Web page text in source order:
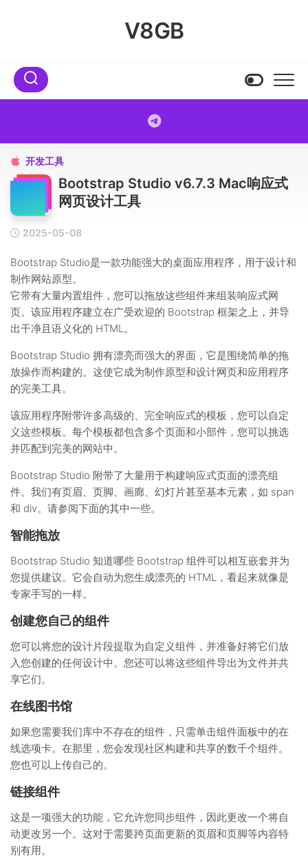
V8GB
 开发工具
Bootstrap Studio v6.7.3 Mac响应式
网页设计工具
2025-05-08
Bootstrap Studio是一款功能强大的桌面应用程序，用于设计和
制作网站原型。
它带有大量内置组件，您可以拖放这些组件来组装响应式网
页。该应用程序建立在广受欢迎的 Bootstrap 框架之上，并导
出干净且语义化的 HTML。
Bootstrap Studio 拥有漂亮而强大的界面，它是围绕简单的拖
放操作而构建的。这使它成为制作原型和设计网页和应用程序
的完美工具。
该应用程序附带许多高级的、完全响应式的模板，您可以自定
义这些模板。每个模板都包含多个页面和小部件，您可以挑选
并匹配到完美的网站中。
Bootstrap Studio 附带了大量用于构建响应式页面的漂亮组
件。我们有页眉、页脚、画廊、幻灯片甚至基本元素，如 span
和 div。请参阅下面的其中一些。
智能拖放
Bootstrap Studio 知道哪些 Bootstrap 组件可以相互嵌套并为
您提供建议。它会自动为您生成漂亮的 HTML，看起来就像是
专家手写的一样。
创建您自己的组件
您可以将您的设计片段提取为自定义组件，并准备好将它们放
入您创建的任何设计中。您还可以将这些组件导出为文件并共
享它们。
在线图书馆
如果您需要我们库中不存在的组件，只需单击组件面板中的在
线选项卡。在那里，您会发现社区构建和共享的数千个组件。
您也可以上传自己的。
链接组件
这是一项强大的功能，它允许您同步组件，因此更改一个将自
动更改另一个。这对于需要跨页面更新的页眉和页脚等内容特
别有用。